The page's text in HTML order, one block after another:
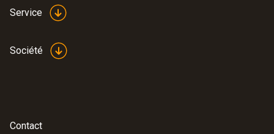
Service
Société
Contact